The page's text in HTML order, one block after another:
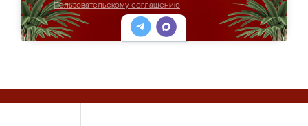
Пользовательскому соглашению